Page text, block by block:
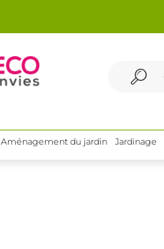
Aménagement du jardin Jardinage